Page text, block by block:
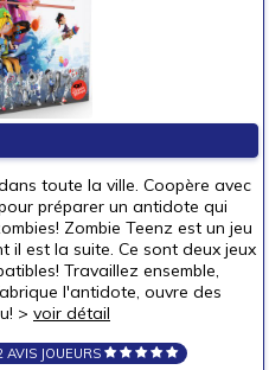
toute la ville. Coopère avec
préparer un antidote qui
Zombie Teenz est un jeu
il est la suite. Ce sont deux jeux
Travaillez ensemble,
l'antidote, ouvre des
> voir détail
AVIS JOUEURS